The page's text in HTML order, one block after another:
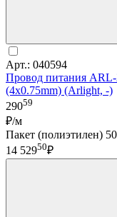
Арт.: 040594
Провод питания
(4x0.75mm) (Arlight, -)
29059
₽/м
Пакет (полиэтилен)
14 52950₽